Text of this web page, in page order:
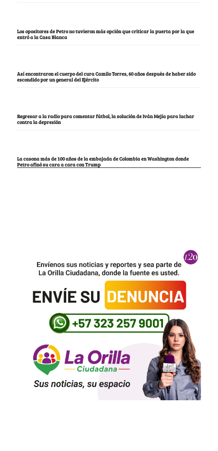
Los opositores de Petro no tuvieron más opción que criticar la puerta por la que
entró a la Casa Blanca
Así encontraron el cuerpo del cura Camilo Torres, 60 años después de haber sido
escondido por un general del Ejército
Regresar a la radio para comentar fútbol, la solución de Iván Mejía para luchar
contra la depresión
La casona más de 100 años de la embajada de Colombia en Washington donde
Petro afinó su cara a cara con Trump